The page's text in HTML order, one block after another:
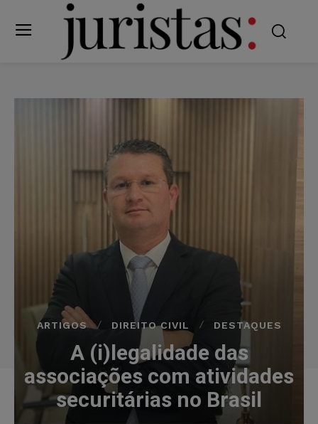
ARTIGOS DIREITO CIVIL DESTAQUES
A (i)legalidade das
associações com atividades
securitárias no Brasil